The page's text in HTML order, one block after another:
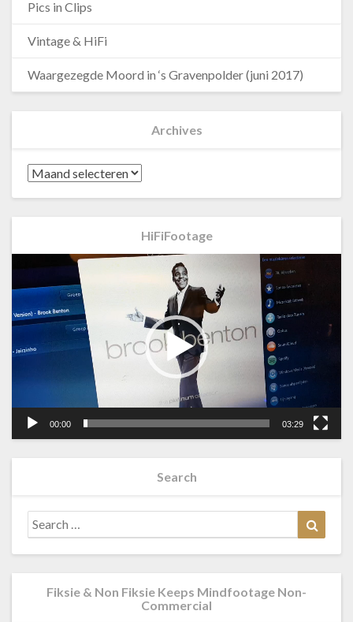
Pics in Clips
Vintage & HiFi
Waargezegde Moord in ‘s Gravenpolder (juni 2017)
Archives
HiFiFootage
Videospeler
00:00 03:29
Search
Search
for:
Fiksie & Non Fiksie Keeps Mindfootage Non-
Commercial